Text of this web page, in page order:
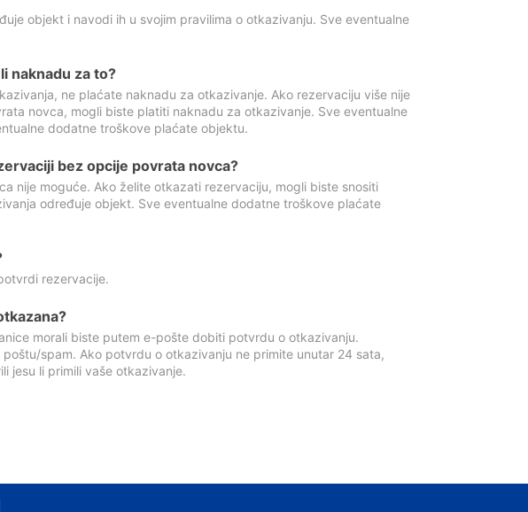
objekt i navodi ih u svojim pravilima o otkazivanju. Sve eventualne
naknadu za to?
ne plaćate naknadu za otkazivanje. Ako rezervaciju više nije
novca, mogli biste platiti naknadu za otkazivanje. Sve eventualne
dodatne troškove plaćate objektu.
bez opcije povrata novca?
nije moguće. Ako želite otkazati rezervaciju, mogli biste snositi
određuje objekt. Sve eventualne dodatne troškove plaćate
rezervacije.
morali biste putem e-pošte dobiti potvrdu o otkazivanju.
spam. Ako potvrdu o otkazivanju ne primite unutar 24 sata,
jesu li primili vaše otkazivanje.